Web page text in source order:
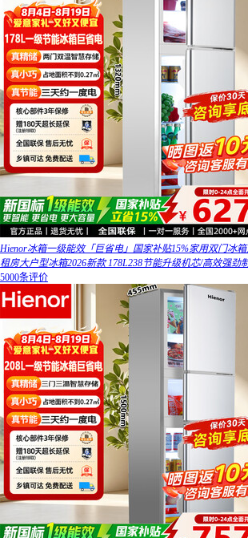
Hienor冰箱一级能效「巨省电」国家补贴15%家用双门冰
租房大户型冰箱2026新款 178L238节能升级机芯/高效强劲
5000条评价